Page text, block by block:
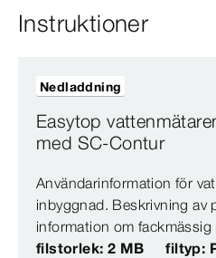
Instruktioner
Easytop
med SC-Contur
Användarinformation för
inbyggnad. Beskrivning av
information om fackmässig
filstorlek: 2 MB
filtyp:
Nedladdning